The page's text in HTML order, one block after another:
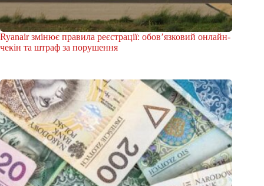
Ryanair змінює правила реєстрації: обов’язковий онлайн-
чекін та штраф за порушення